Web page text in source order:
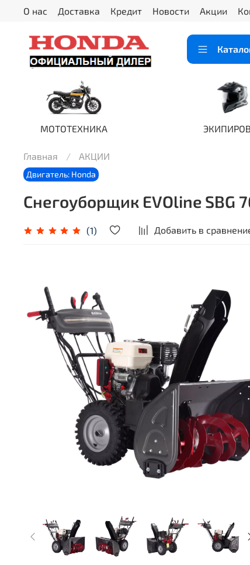
О нас Доставка Кредит Новости Акции
МОТОТЕХНИКА
Главная
АКЦИИ
Двигатель: Honda
Снегоуборщик EVOline SBG
(1) Добавить в